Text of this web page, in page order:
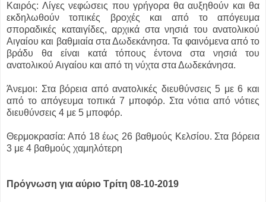
Καιρός: Λίγες νεφώσεις που γρήγορα θα αυξηθούν και θα
εκδηλωθούν τοπικές βροχές και από το απόγευμα
σποραδικές καταιγίδες, αρχικά στα νησιά του ανατολικού
Αιγαίου και βαθμιαία στα Δωδεκάνησα. Τα φαινόμενα από το
βράδυ θα είναι κατά τόπους έντονα στα νησιά του
ανατολικού Αιγαίου και από τη νύχτα στα Δωδεκάνησα.
Άνεμοι: Στα βόρεια από ανατολικές διευθύνσεις 5 με 6 και
από το απόγευμα τοπικά 7 μποφόρ. Στα νότια από νότιες
διευθύνσεις 4 με 5 μποφόρ.
Θερμοκρασία: Από 18 έως 26 βαθμούς Κελσίου. Στα βόρεια
3 με 4 βαθμούς χαμηλότερη
Πρόγνωση για αύριο Τρίτη 08-10-2019